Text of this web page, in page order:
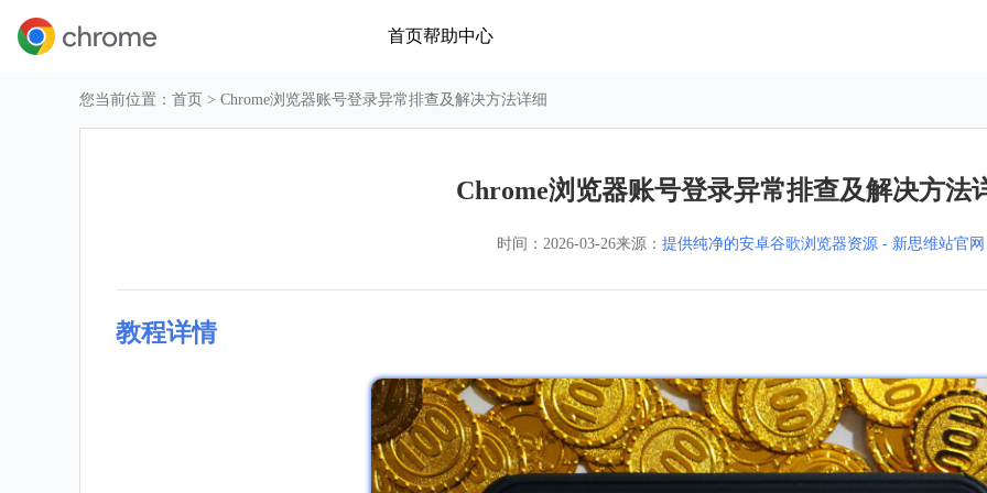
首页帮助中心
您当前位置： 首页 > Chrome浏览器账号登录异常排查及解决方法详细
Chrome浏览器账号登录异常排查及解决方法
时间： 2026-03-26来源： 提供纯净的安卓谷歌浏览器资源 - 新思维站官网
教程详情